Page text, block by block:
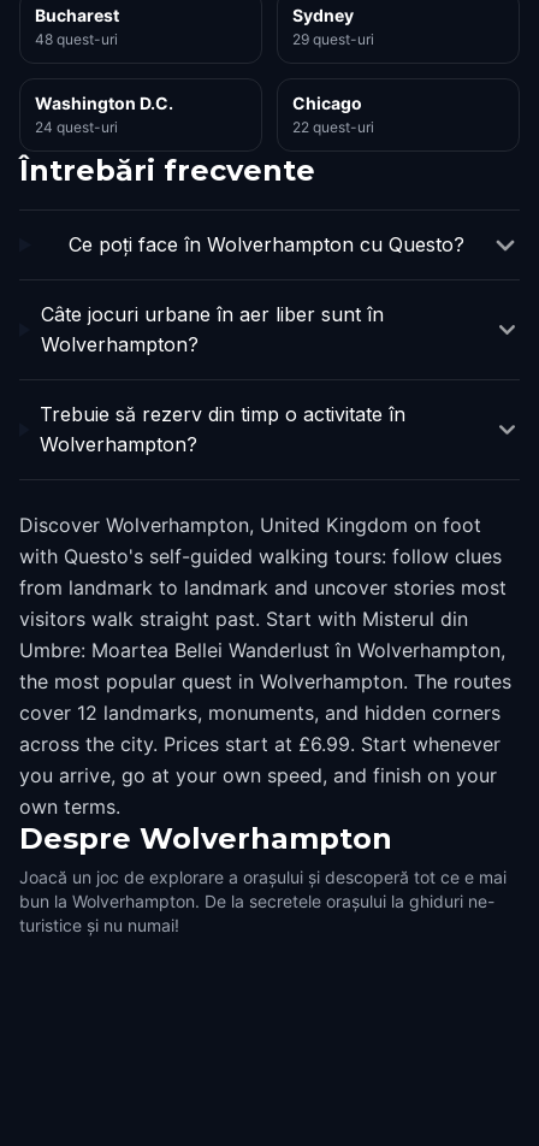
Bucharest
48 quest-uri
Sydney
29 quest-uri
Washington D.C.
24 quest-uri
Chicago
22 quest-uri
Întrebări frecvente
Ce poți face în Wolverhampton cu Questo?
Câte jocuri urbane în aer liber sunt în
Wolverhampton?
Trebuie să rezerv din timp o activitate în
Wolverhampton?
Discover Wolverhampton, United Kingdom on foot
with Questo's self-guided walking tours: follow clues
from landmark to landmark and uncover stories most
visitors walk straight past. Start with Misterul din
Umbre: Moartea Bellei Wanderlust în Wolverhampton,
the most popular quest in Wolverhampton. The routes
cover 12 landmarks, monuments, and hidden corners
across the city. Prices start at £6.99. Start whenever
you arrive, go at your own speed, and finish on your
own terms.
Despre Wolverhampton
Joacă un joc de explorare a orașului și descoperă tot ce e mai
bun la Wolverhampton. De la secretele orașului la ghiduri ne-
turistice și nu numai!